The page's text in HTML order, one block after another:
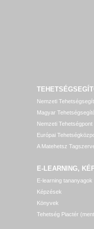
Nemzeti
Magyar
Nemzeti Tehetségpont
Európai
A Matehetsz
E-LEARNING,
E-learning tananyagok
Képzések
Könyvek
Tehetség Piactér